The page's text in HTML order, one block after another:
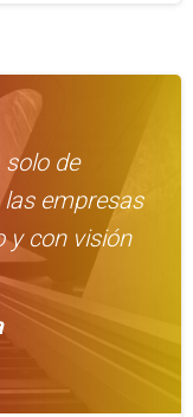
de
empresas
y con visión